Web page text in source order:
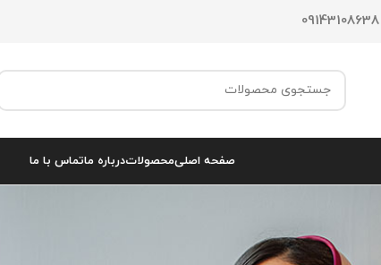
09143108638
صفحه اصلیمحصولاتدرباره ماتماس با ما